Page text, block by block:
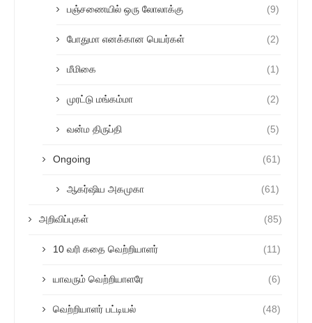
பஞ்சணையில் ஒரு லோலாக்கு (9)
போதுமா எனக்கான பெயர்கள் (2)
மீமிகை (1)
முரட்டு மங்கம்மா (2)
வன்ம திருப்தி (5)
Ongoing (61)
ஆகர்ஷிய அகமுகா (61)
அறிவிப்புகள் (85)
10 வரி கதை வெற்றியாளர் (11)
யாவரும் வெற்றியாளரே (6)
வெற்றியாளர் பட்டியல் (48)